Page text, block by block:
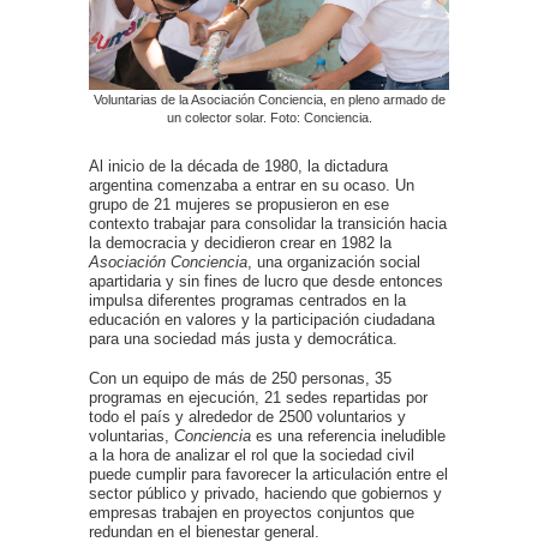
Voluntarias de la Asociación Conciencia, en pleno armado de
un colector solar. Foto: Conciencia.
Al inicio de la década de 1980, la dictadura
argentina comenzaba a entrar en su ocaso. Un
grupo de 21 mujeres se propusieron en ese
contexto trabajar para consolidar la transición hacia
la democracia y decidieron crear en 1982 la
Asociación Conciencia , una organización social
apartidaria y sin fines de lucro que desde entonces
impulsa diferentes programas centrados en la
educación en valores y la participación ciudadana
para una sociedad más justa y democrática.
Con un equipo de más de 250 personas, 35
programas en ejecución, 21 sedes repartidas por
todo el país y alrededor de 2500 voluntarios y
voluntarias, Conciencia es una referencia ineludible
a la hora de analizar el rol que la sociedad civil
puede cumplir para favorecer la articulación entre el
sector público y privado, haciendo que gobiernos y
empresas trabajen en proyectos conjuntos que
redundan en el bienestar general.